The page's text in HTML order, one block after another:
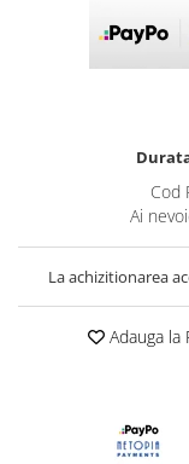
Cod
Ai
La achizitionarea
Adauga la